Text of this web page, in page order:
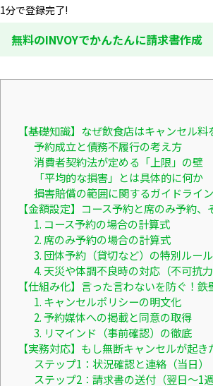
1分で登録完了!
無料のINVOYでかんたんに請求書作成
【基礎知識】なぜ飲食店はキャンセル
予約成立と債務不履行の考え方
消費者契約法が定める「上限」の壁
「平均的な損害」とは具体的に何か
損害賠償の範囲に関するガイドライン
【金額設定】コース予約と席のみ予約
1. コース予約の場合の計算式
2. 席のみ予約の場合の計算式
3. 団体予約（貸切など）の特別ルール
4. 天災や体調不良時の対応（不可抗力
【仕組み化】言った言わないを防ぐ！
1. キャンセルポリシーの明文化
2. 予約媒体への掲載と同意の取得
3. リマインド（事前確認）の徹底
【実務対応】もし無断キャンセルが起
ステップ1：状況確認と連絡（当日）
ステップ2：請求書の送付（翌日〜1週